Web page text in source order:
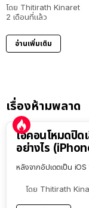
โดย Thitirath Kinaret
2 เดือนที่แล้ว
อ่านเพิ่มเติม
เรื่องห้ามพลาด
ไอคอนโหมดปิด
อย่างไร
หลังจากอัปเดตเป็น
โดย Thitirath